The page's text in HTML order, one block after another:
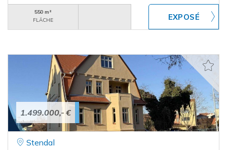
550 m²
FLÄCHE
1.499.000,- €
Stendal